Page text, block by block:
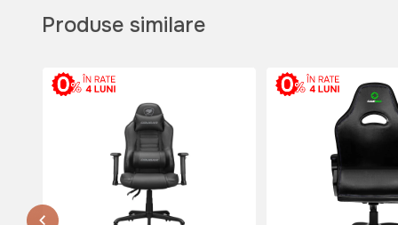
Nu e disponibil
Sî: 08:00-17:00
Du: 08:00-15:00
or. Edinet, str. Octavian Cirimpei 65
str. Octavian Cirimpei 65
tel. 060311174
Nu e disponibil
Lu-Vi: 08:00-18:00
Produse similare